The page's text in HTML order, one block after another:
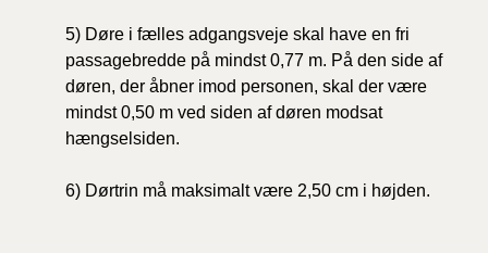
5) Døre i fælles adgangsveje skal have en fri
passagebredde på mindst 0,77 m. På den side af
døren, der åbner imod personen, skal der være
mindst 0,50 m ved siden afdøren modsat
hængselsiden.
6) Dørtrin må maksimalt være 2,50 cm i højden.